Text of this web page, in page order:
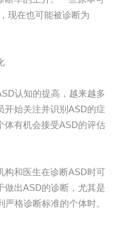
现在也可能被诊断为
认知的提高，越来越多
开始关注并识别ASD的症
体有机会接受ASD的评估
和医生在诊断ASD时可
做出ASD的诊断，尤其是
格诊断标准的个体时。